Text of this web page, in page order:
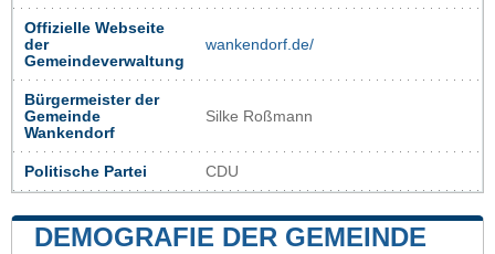
Offizielle Webseite
der
Gemeindeverwaltung
wankendorf.de/
Bürgermeister der
Gemeinde
Wankendorf
Silke Roßmann
Politische Partei CDU
DEMOGRAFIE DER GEMEINDE